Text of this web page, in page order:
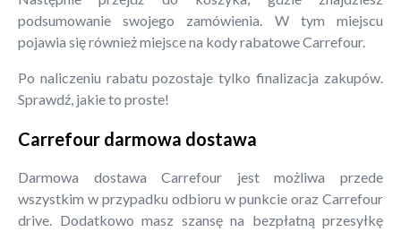
podsumowanie swojego zamówienia. W tym miejscu
pojawia się również miejsce na kody rabatowe Carrefour.
Po naliczeniu rabatu pozostaje tylko finalizacja zakupów.
Sprawdź, jakie to proste!
Carrefour darmowa dostawa
Darmowa dostawa Carrefour jest możliwa przede
wszystkim w przypadku odbioru w punkcie oraz Carrefour
drive. Dodatkowo masz szansę na bezpłatną przesyłkę